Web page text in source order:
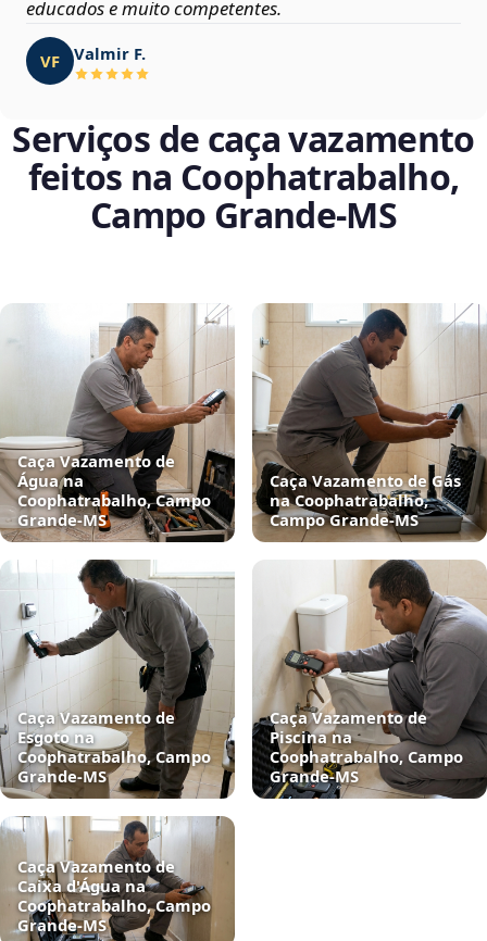
educados e muito competentes.
VF Valmir F.
Serviços de caça vazamento
feitos na Coophatrabalho,
Campo Grande‑MS
Caça Vazamento de
Água na
Coophatrabalho, Campo
Grande‑MS
Caça Vazamento de Gás
na Coophatrabalho,
Campo Grande‑MS
Caça Vazamento de
Esgoto na
Coophatrabalho, Campo
Grande‑MS
Caça Vazamento de
Piscina na
Coophatrabalho, Campo
Grande‑MS
Caça Vazamento de
Caixa d'Água na
Coophatrabalho, Campo
Grande‑MS